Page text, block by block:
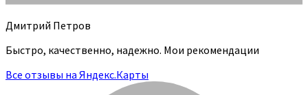
Дмитрий Петров
Быстро, качественно, надежно. Мои рекомендации
Все отзывы на Яндекс.Карты